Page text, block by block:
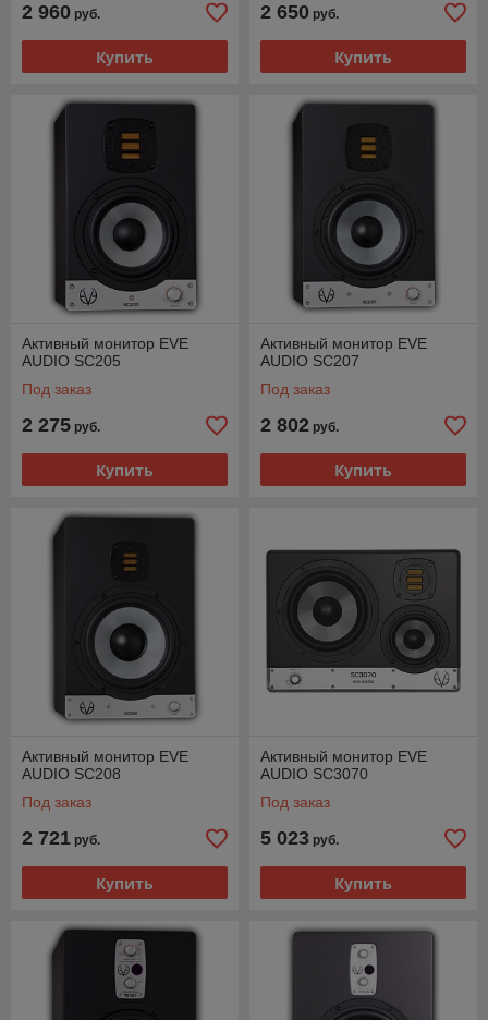
2 960 руб.
Купить
2 650 руб.
Купить
Активный монитор EVE
AUDIO SC205
Под заказ
2 275 руб.
Купить
Активный монитор EVE
AUDIO SC207
Под заказ
2 802 руб.
Купить
Активный монитор EVE
AUDIO SC208
Под заказ
2 721 руб.
Купить
Активный монитор EVE
AUDIO SC3070
Под заказ
5 023 руб.
Купить